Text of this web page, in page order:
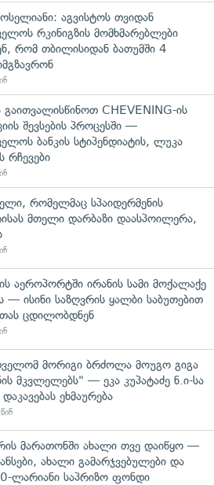
აგვისტოს თვიდან
რკინიგზის მომხმარებლები
რომ თბილისიდან ბათუმში 4
გაითვალისწინოთ CHEVENING-ის
შევსების პროცესში —
ბანკის სტიპენდიატის, ლუკა
რჩევები
რომელმაც სპაიდერმენის
მთელი დარბაზი დაასპოილერა,
აეროპორტში ირანის სამი მოქალაქე
— ისინი საზღვრის ყალბი საბუთებით
ცდილობდნენ
მორიგი ბრძოლა მოუგო გიგა
მკვლელებს" — ეკა კუპატაძე ნ.ი-სა
ეხმაურება
მარათონში ახალი თვე დაიწყო —
ახალი გამარჯვებულები და
ლარიანი საპრიზო ფონდი